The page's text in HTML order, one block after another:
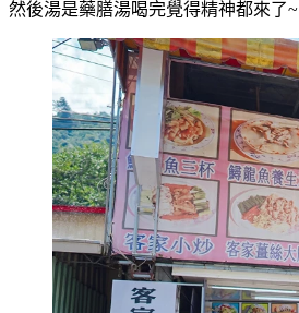
然後湯是藥膳湯喝完覺得精神都來了~